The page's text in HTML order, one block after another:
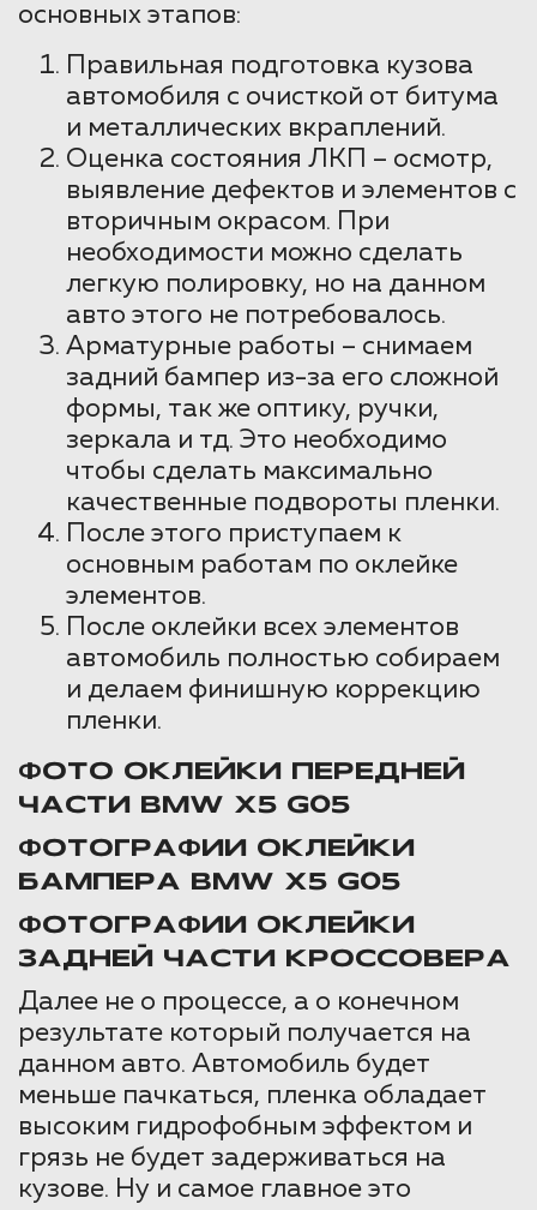
основных этапов:
Правильная подготовка кузова
автомобиля с очисткой от битума
и металлических вкраплений.
Оценка состояния ЛКП – осмотр,
выявление дефектов и элементов с
вторичным окрасом. При
необходимости можно сделать
легкую полировку, но на данном
авто этого не потребовалось.
Арматурные работы – снимаем
задний бампер из-за его сложной
формы, так же оптику, ручки,
зеркала и тд. Это необходимо
чтобы сделать максимально
качественные подвороты пленки.
После этого приступаем к
основным работам по оклейке
элементов.
После оклейки всех элементов
автомобиль полностью собираем
и делаем финишную коррекцию
пленки.
ФОТО ОКЛЕЙКИ ПЕРЕДНЕЙ
ЧАСТИ BMW X5 G05
ФОТОГРАФИИ ОКЛЕЙКИ
БАМПЕРА BMW X5 G05
ФОТОГРАФИИ ОКЛЕЙКИ
ЗАДНЕЙ ЧАСТИ КРОССОВЕРА
Далее не о процессе, а о конечном
результате который получается на
данном авто. Автомобиль будет
меньше пачкаться, пленка обладает
высоким гидрофобным эффектом и
грязь не будет задерживаться на
кузове. Ну и самое главное это